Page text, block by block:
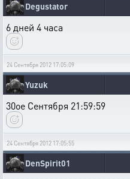
Degustator
6 дней 4 часа
24 Сентября 2012 17:05:09
Yuzuk
30ое Сентября 21:59:59
24 Сентября 2012 17:05:55
DenSpirit01